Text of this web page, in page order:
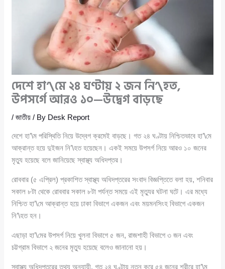
দেশে হা’\মে ২৪ ঘণ্টায় ২ জন নি’\হত,
উপসর্গে আরও ১০—উদ্বেগ বাড়ছে
/জাতীয় / By Desk Report
দেশে হা’\ম পরিস্থিতি নিয়ে উদ্বেগ ক্রমেই বাড়ছে। গত ২৪ ঘণ্টায় নিশ্চিতভাবে হা’\মে
আক্রান্ত হয়ে দুইজন নি’\হত হয়েছেন। একই সময়ে উপসর্গ নিয়ে আরও ১০ জনের
মৃত্যু হয়েছে বলে জানিয়েছে স্বাস্থ্য অধিদপ্তর।
রোববার (৫ এপ্রিল) প্রকাশিত স্বাস্থ্য অধিদপ্তরের সংবাদ বিজ্ঞপ্তিতে বলা হয়, শনিবার
সকাল ৮টা থেকে রোববার সকাল ৮টা পর্যন্ত সময়ে এই মৃত্যুর ঘটনা ঘটে। এর মধ্যে
নিশ্চিত হা’\মে আক্রান্ত হয়ে ঢাকা বিভাগে একজন এবং ময়মনসিংহ বিভাগে একজন
নি’\হত হন।
এছাড়া হা’\মের উপসর্গ নিয়ে খুলনা বিভাগে ৫ জন, রাজশাহী বিভাগে ৩ জন এবং
চট্টগ্রাম বিভাগে ২ জনের মৃত্যু হয়েছে বলেও জানানো হয়।
স্বাস্থ্য অধিদপ্তরের তথ্য অনুযায়ী, গত ২৪ ঘণ্টায় নতুন করে ৫৪ জনের শরীরে হা’\ম